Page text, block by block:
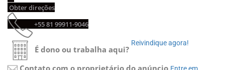
Obter direções
+55 81 99911-9046
É dono ou trabalha aqui?
Reivindique agora!
Contato com o proprietário do anúncio